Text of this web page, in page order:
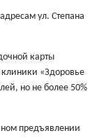
ул. Степана
карты
клиники «Здоровье
но не более 50%
предъявлении